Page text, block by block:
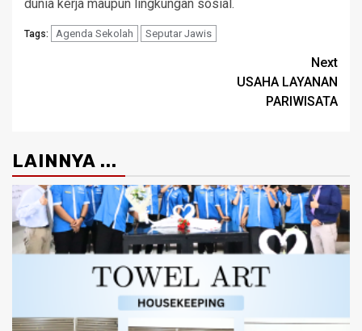
dunia kerja maupun lingkungan sosial.
Tags: Agenda Sekolah Seputar Jawis
Next
USAHA LAYANAN
PARIWISATA
LAINNYA ...